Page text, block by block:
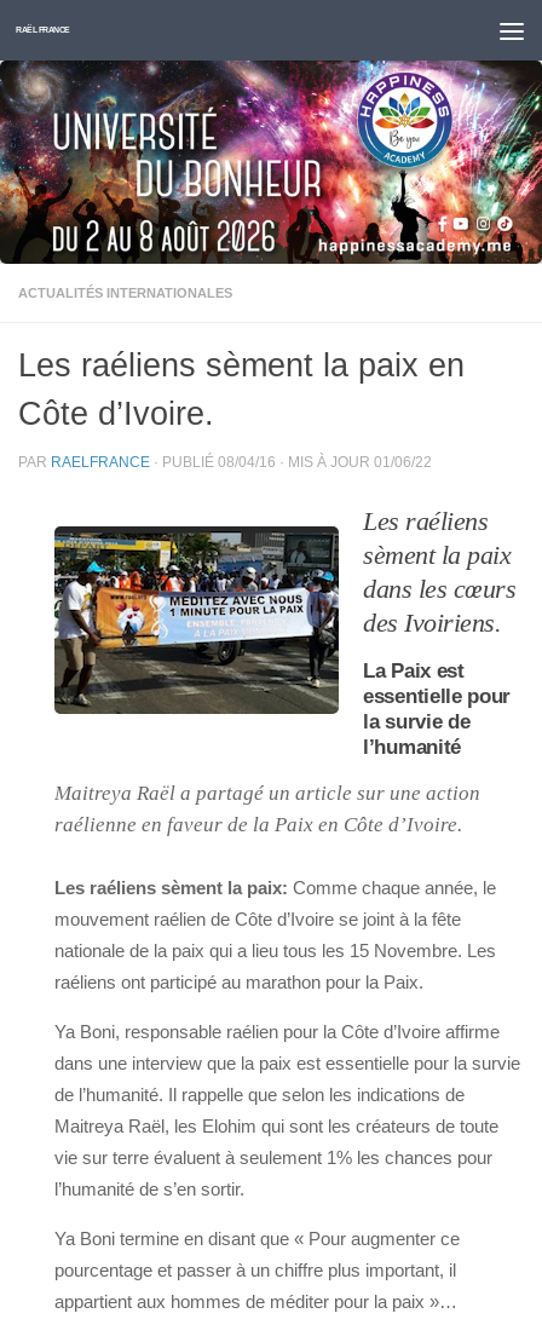
Skip to content
RAËL FRANCE
ACTUALITÉS INTERNATIONALES
Les raéliens sèment la paix en
Côte d’Ivoire.
PAR RAELFRANCE · PUBLIÉ 08/04/16 · MIS À JOUR 01/06/22
Les raéliens
sèment la paix
dans les cœurs
des Ivoiriens.
La Paix est
essentielle pour
la survie de
l’humanité
Maitreya Raël a partagé un article sur une action
raélienne en faveur de la Paix en Côte d’Ivoire.
Les raéliens sèment la paix: Comme chaque année, le
mouvement raélien de Côte d’Ivoire se joint à la fête
nationale de la paix qui a lieu tous les 15 Novembre. Les
raéliens ont participé au marathon pour la Paix.
Ya Boni, responsable raélien pour la Côte d’Ivoire affirme
dans une interview que la paix est essentielle pour la survie
de l’humanité. Il rappelle que selon les indications de
Maitreya Raël, les Elohim qui sont les créateurs de toute
vie sur terre évaluent à seulement 1% les chances pour
l’humanité de s’en sortir.
Ya Boni termine en disant que « Pour augmenter ce
pourcentage et passer à un chiffre plus important, il
appartient aux hommes de méditer pour la paix »…